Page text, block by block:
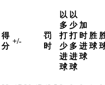
得
分
+/-
罚
时
以
多
打
少
进
球
以
少
打
多
进
球
加
时
进
球
胜
球